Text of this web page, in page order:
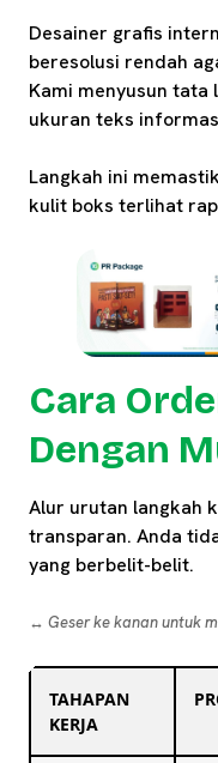
Desainer grafis
beresolusi rendah
Kami menyusun
ukuran teks
Langkah ini
kulit boks terlihat
Cara
Dengan
Alur urutan langkah
transparan. Anda
yang berbelit-belit.
↔️ Geser ke kanan untuk
TAHAPAN
KERJA